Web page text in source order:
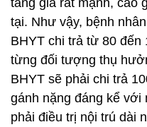
tăng giá rất mạnh, cao
tại. Như vậy, bệnh
BHYT chi trả từ 80 đến
từng đối tượng thụ
BHYT sẽ phải chi trả
gánh nặng đáng kể
phải điều trị nội trú dài